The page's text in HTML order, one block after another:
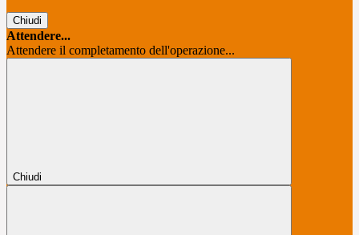
Chiudi
Attendere...
Attendere il completamento dell'operazione...
Chiudi